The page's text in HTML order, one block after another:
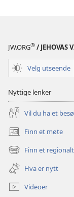
JW.ORG® / JEHOVAS
Velg utseende
Nyttige lenker
Vil du ha et
Finn et møte
(åpner
nytt
vindu)
Finn et
(åpner
nytt
vindu)
Hva er nytt
Videoer